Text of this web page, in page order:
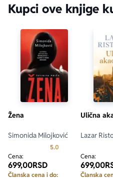
Kupci ove knjige
Žena
Simonida Milojković
5.0 Prosecna ocena je
Cena:
699,00RSD
Članska cena i do:
Ulična
Lazar
Cena:
699,00
Članska